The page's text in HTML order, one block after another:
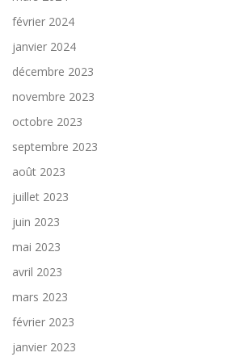
février 2024
janvier 2024
décembre 2023
novembre 2023
octobre 2023
septembre 2023
août 2023
juillet 2023
juin 2023
mai 2023
avril 2023
mars 2023
février 2023
janvier 2023